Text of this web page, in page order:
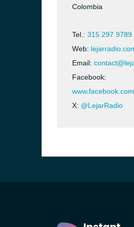
Colombia
Tel.: 315 297 9789
Web:
Email:
Facebook:
X: @LejarRadio